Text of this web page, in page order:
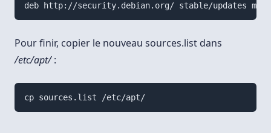
Pour finir, copier le nouveau sources.list dans
/etc/apt/:
cp sources.list /etc/apt/